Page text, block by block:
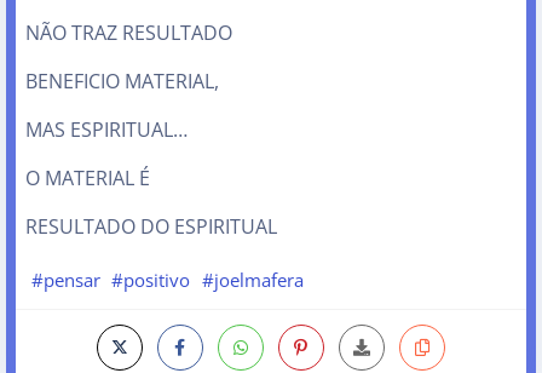
NÃO TRAZ RESULTADO
BENEFICIO MATERIAL,
MAS ESPIRITUAL…
O MATERIAL É
RESULTADO DO ESPIRITUAL
#pensar #positivo #joelmafera